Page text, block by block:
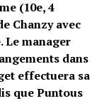
(10e, 4
Chanzy avec
Le manager
dans
effectuera sa
que Puntous